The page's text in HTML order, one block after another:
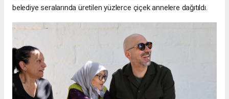
belediye seralarında üretilen yüzlerce çiçek annelere dağıtıldı.